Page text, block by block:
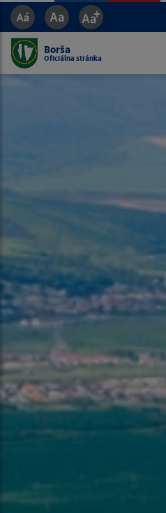
Borša
Oficiálna stránka